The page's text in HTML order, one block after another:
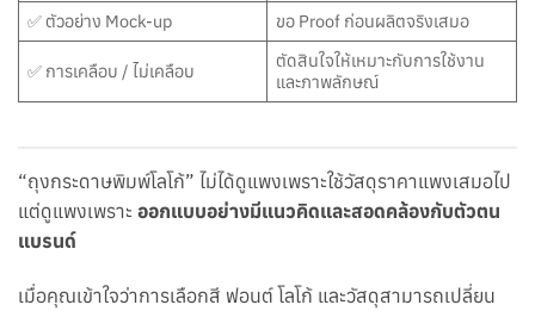
✅ ตัวอย่าง Mock-up ขอ Proof ก่อนผลิตจริงเสมอ
✅ การเคลือบ / ไม่เคลือบ
ตัดสินใจให้เหมาะกับการใช้งาน
และภาพลักษณ์
“ถุงกระดาษพิมพ์โลโก้” ไม่ได้ดูแพงเพราะใช้วัสดุราคาแพงเสมอไป
แต่ดูแพงเพราะ ออกแบบอย่างมีแนวคิดและสอดคล้องกับตัวตน
แบรนด์
เมื่อคุณเข้าใจว่าการเลือกสี ฟอนต์ โลโก้ และวัสดุสามารถเปลี่ยน